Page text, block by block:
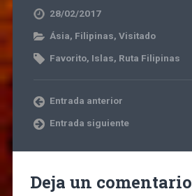
28/02/2017
Ásia, Filipinas, Visitado
Favorito, Islas, Ruta Filipinas
Entrada anterior
Entrada siguiente
Deja un comentario